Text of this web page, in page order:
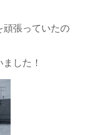
頑張っていたの
した！